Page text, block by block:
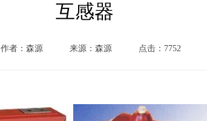
互感器
作者：森源 来源：森源 点击：7752